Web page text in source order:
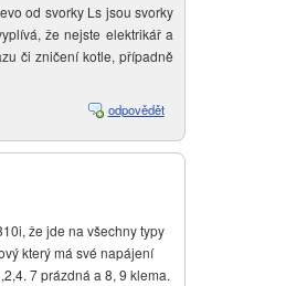
od svorky Ls jsou svorky
že nejste elektrikář a
či zničení kotle, případně
odpovědět
že jde na všechny typy
který má své napájení
7 prázdná a 8, 9 klema.